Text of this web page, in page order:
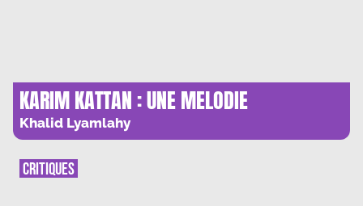
KARIM KATTAN : UNE MELODIE
PALESTINIENNE
Khalid Lyamlahy
CRITIQUES